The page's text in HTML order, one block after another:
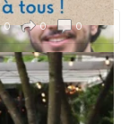
0 0 0